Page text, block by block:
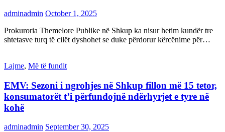
adminadmin October 1, 2025
Prokuroria Themelore Publike në Shkup ka nisur hetim kundër tre
shtetasve turq të cilët dyshohet se duke përdorur kërcënime për…
Lajme, Më të fundit
EMV: Sezoni i ngrohjes në Shkup fillon më 15 tetor,
konsumatorët t’i përfundojnë ndërhyrjet e tyre në
kohë
adminadmin September 30, 2025